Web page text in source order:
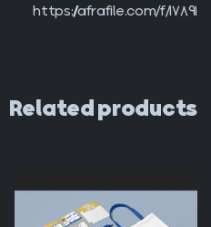
https://afrafile.com/f/17891
Related products